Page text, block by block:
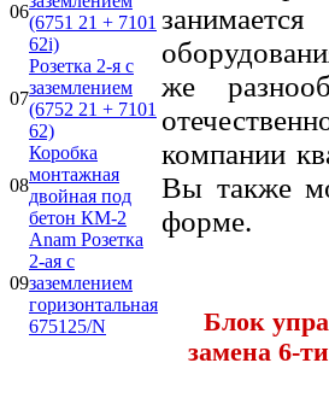
06
(6751 21 + 7101
62i)
07
Розетка 2-я с
заземлением
(6752 21 + 7101
62)
08
Коробка
монтажная
двойная под
бетон КМ-2
09
Anam Розетка
2-ая с
заземлением
горизонтальная
675125/N
же
компании
Вы также
форме.
Блок
замена 6-